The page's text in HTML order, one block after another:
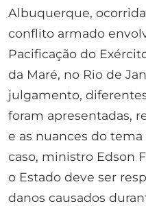
Albuquerque,
conflito armado
Pacificação do
da Maré, no Rio de
julgamento,
foram apresentadas,
e as nuances do
caso, ministro Edson
o Estado deve ser
danos causados